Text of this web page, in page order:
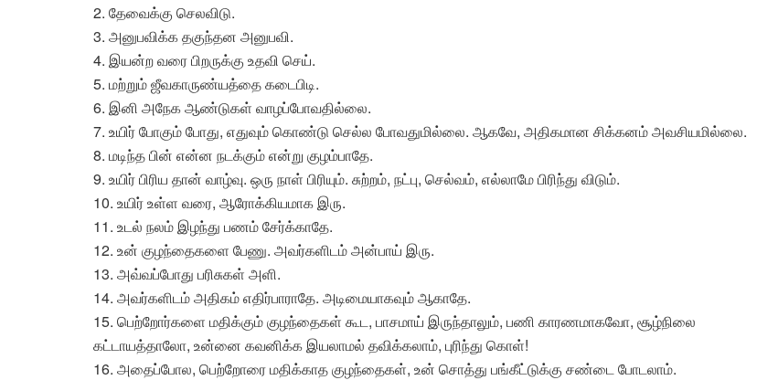
2. தேவைக்கு செலவிடு.
3. அனுபவிக்க தகுந்தன அனுபவி.
4. இயன்ற வரை பிறருக்கு உதவி செய்.
5. மற்றும் ஜீவகாருண்யத்தை கடைபிடி.
6. இனி அநேக ஆண்டுகள் வாழப்போவதில்லை.
7. உயிர் போகும் போது, எதுவும் கொண்டு செல்ல போவதுமில்லை. ஆகவே, அதிகமான சிக்கனம் அவசியமில்லை.
8. மடிந்த பின் என்ன நடக்கும் என்று குழம்பாதே.
9. உயிர் பிரிய தான் வாழ்வு. ஒரு நாள் பிரியும். சுற்றம், நட்பு, செல்வம், எல்லாமே பிரிந்து விடும்.
10. உயிர் உள்ள வரை, ஆரோக்கியமாக இரு.
11. உடல் நலம் இழந்து பணம் சேர்க்காதே.
12. உன் குழந்தைகளை பேணு. அவர்களிடம் அன்பாய் இரு.
13. அவ்வப்போது பரிசுகள் அளி.
14. அவர்களிடம் அதிகம் எதிர்பாராதே. அடிமையாகவும் ஆகாதே.
15. பெற்றோர்களை மதிக்கும் குழந்தைகள் கூட, பாசமாய் இருந்தாலும், பணி காரணமாகவோ, சூழ்நிலை
கட்டாயத்தாலோ, உன்னை கவனிக்க இயலாமல் தவிக்கலாம், புரிந்து கொள்!
16. அதைப்போல, பெற்றோரை மதிக்காத குழந்தைகள், உன் சொத்து பங்கீட்டுக்கு சண்டை போடலாம்.